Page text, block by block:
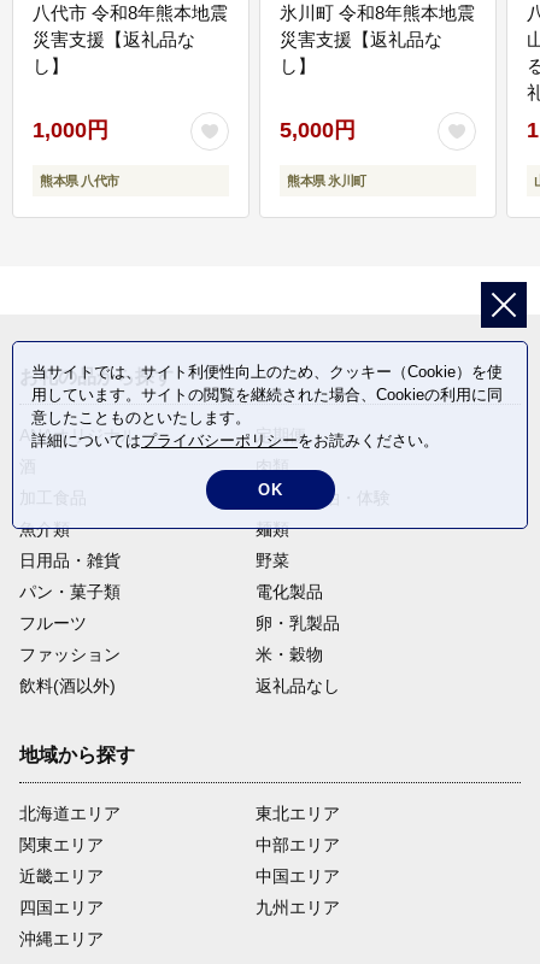
八代市 令和8年熊本地震
災害支援【返礼品な
し】
1,000円
熊本県 八代市
氷川町 令和8年熊本地震
災害支援【返礼品な
し】
5,000円
熊本県 氷川町
お礼の品から探す
ANAオリジナル
定期便
肉類
旅行・宿泊・体験
魚介類
麺類
日用品・雑貨
野菜
パン・菓子類
電化製品
フルーツ
卵・乳製品
ファッション
米・穀物
飲料(酒以外)
返礼品なし
地域から探す
北海道エリア
関東エリア
近畿エリア
四国エリア
沖縄エリア
東北エリア
中部エリア
中国エリア
九州エリア
当サイトでは、サイト利便性向上のため、クッキー（Cookie）を使
用しています。サイトの閲覧を継続された場合、Cookieの利用に同
意したことものといたします。
詳細についてはプライバシーポリシーをお読みください。
OK